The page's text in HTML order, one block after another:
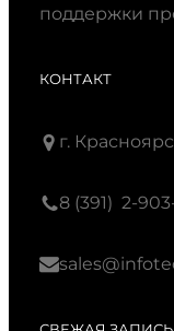
поддержки
КОНТАКТ
г.
8 (391) 2-